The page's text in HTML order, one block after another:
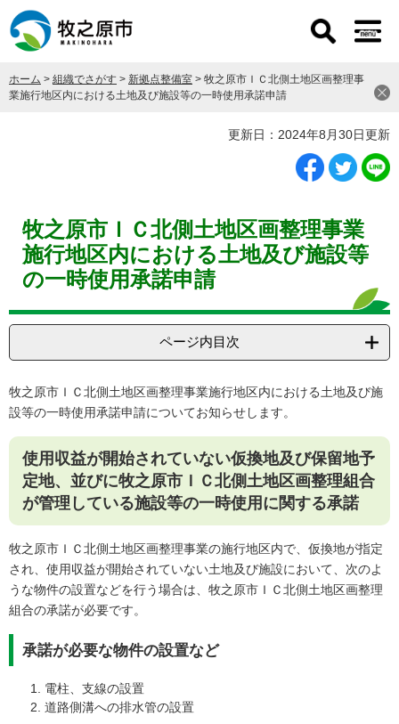
ー
先
頭
ニ
を
飛
ホーム > 組織でさがす > 新拠点整備室 > 牧之原市ＩＣ北側土地区画整理事
業施行地区内における土地及び施設等の一時使用承諾申請
更新日：2024年8月30日更新
牧之原市ＩＣ北側土地区画整理事業
施行地区内における土地及び施設等
の一時使用承諾申請
ページ内目次
​牧之原市ＩＣ北側土地区画整理事業施行地区内における土地及び施
設等の一時使用承諾申請についてお知らせします。
使用収益が開始されていない仮換地及び保留地予
定地、並びに牧之原市ＩＣ北側土地区画整理組合
が管理している施設等の一時使用に関する承諾
牧之原市ＩＣ北側土地区画整理事業の施行地区内で、仮換地が指定
され、使用収益が開始されていない土地及び施設において、次のよ
うな物件の設置などを行う場合は、牧之原市ＩＣ北側土地区画整理
組合の承諾が必要です。
承諾が必要な物件の設置など
電柱、支線の設置
道路側溝への排水管の設置